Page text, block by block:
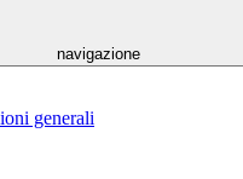
navigazione
generali